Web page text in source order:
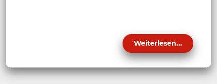
Weiterlesen...